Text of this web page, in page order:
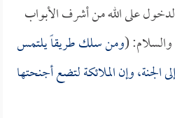
على الله من أشرف الأبواب
(ومن سلك طريقاً يلتمس
الجنة، وإن الملائكة لتضع أجنحتها